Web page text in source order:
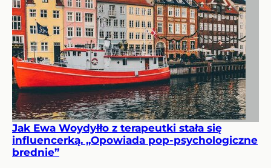
Jak Ewa Woydyłło z terapeutki stała się
influencerką. „Opowiada pop-psychologiczne
brednie”